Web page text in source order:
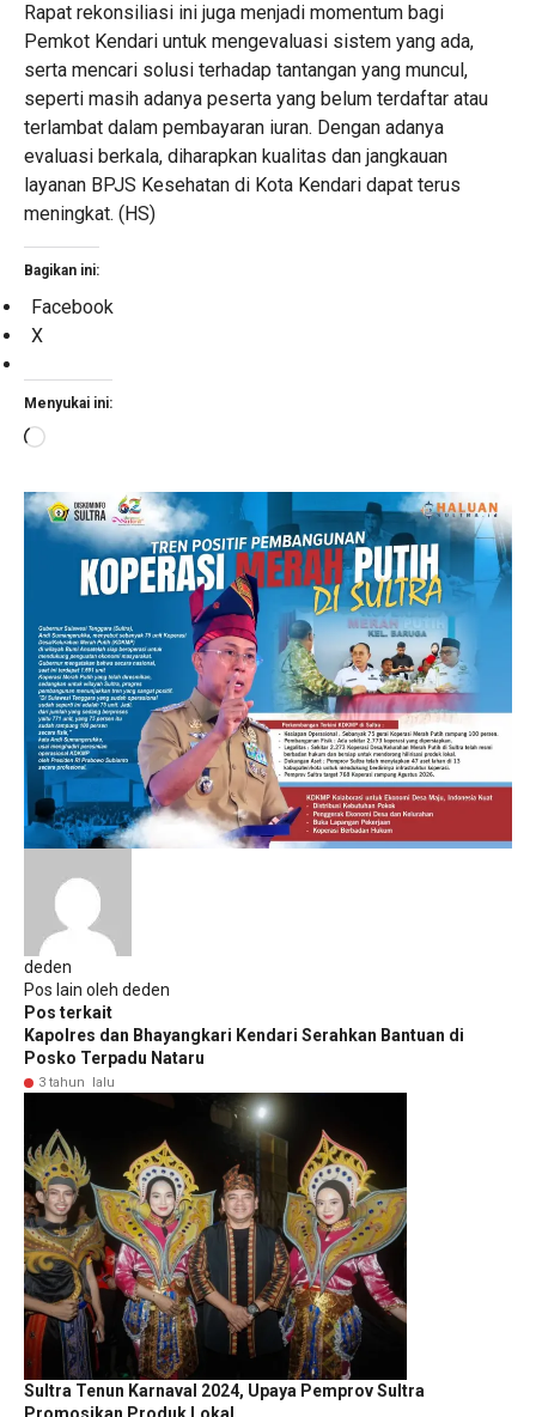
Rapat rekonsiliasi ini juga menjadi momentum bagi
Pemkot Kendari untuk mengevaluasi sistem yang ada,
serta mencari solusi terhadap tantangan yang muncul,
seperti masih adanya peserta yang belum terdaftar atau
terlambat dalam pembayaran iuran. Dengan adanya
evaluasi berkala, diharapkan kualitas dan jangkauan
layanan BPJS Kesehatan di Kota Kendari dapat terus
meningkat. (HS)
Bagikan ini:
Facebook
X
Menyukai ini:
Memuat...
deden
Pos lain oleh deden
Pos terkait
Kapolres dan Bhayangkari Kendari Serahkan Bantuan di
Posko Terpadu Nataru
3 tahun lalu
Sultra Tenun Karnaval 2024, Upaya Pemprov Sultra